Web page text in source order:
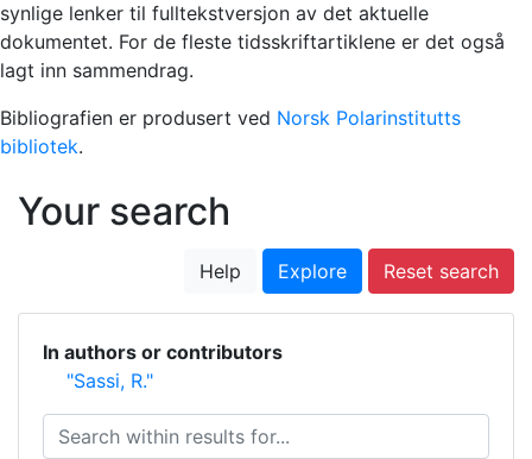
synlige lenker til fulltekstversjon av det aktuelle
dokumentet. For de fleste tidsskriftartiklene er det også
lagt inn sammendrag.
Bibliografien er produsert ved Norsk Polarinstitutts
bibliotek.
Your search
Help Explore Reset search
In authors or contributors
"Sassi, R."
Search within results for...